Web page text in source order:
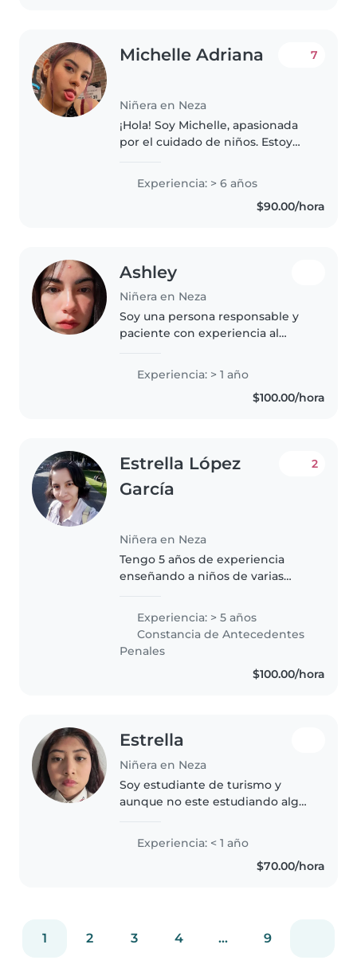
Michelle Adriana
Niñera en Neza
7
¡Hola! Soy Michelle, apasionada
por el cuidado de niños. Estoy
conocimientos en cuidado
infantil, primeros auxilios y salud..
Experiencia: > 6 años
$90.00/hora
Ashley
Niñera en Neza
Soy una persona responsable y
paciente con experiencia al
dibujar, leer y hacer
manualidades. Cuento con un
año de experiencia cuidando
Experiencia: > 1 año
$100.00/hora
Estrella López
García
Niñera en Neza
2
Tengo 5 años de experiencia
enseñando a niños de varias
cristiana. Estudio Letras, tengo
experiencia enseñando
asignaturas de Lengua e Historia.
Mis servicios..
Experiencia: > 5 años
Constancia de Antecedentes
Penales
$100.00/hora
Estrella
Niñera en Neza
Soy estudiante de turismo y
aunque no este estudiando algo
maestros por lo que he tenido
experiencia al convivir con ellos
y al estar a cargo de ellos,..
Experiencia: < 1 año
$70.00/hora
1 2 3 4 ... 9